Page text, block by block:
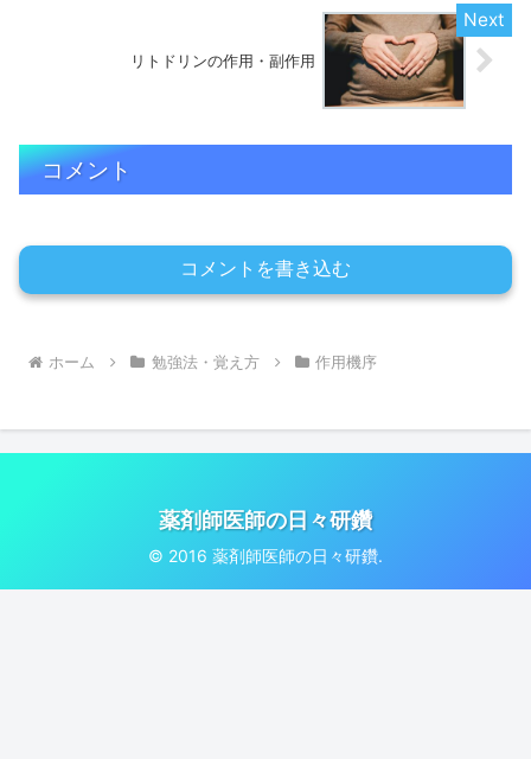
リトドリンの作用・副作用
コメント
コメントを書き込む
ホーム 勉強法・覚え方 作用機序
薬剤師医師の日々研鑽
© 2016 薬剤師医師の日々研鑽.